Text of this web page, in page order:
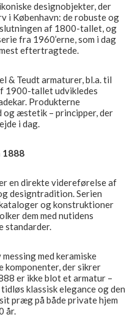
designobjekter, der
i København: de robuste og
af 1800-tallet, og
fra 1960’erne, som i dag
eftertragtede.
& Teudt armaturer, bl.a. til
1900-tallet udvikledes
Produkterne
og æstetik – principper, der
i dag.
1888
en direkte videreførelse af
designtradition. Serien
og konstruktioner
dem med nutidens
standarder.
med keramiske
der sikrer
er ikke blot et armatur –
klassisk elegance og den
præg på både private hjem
år.